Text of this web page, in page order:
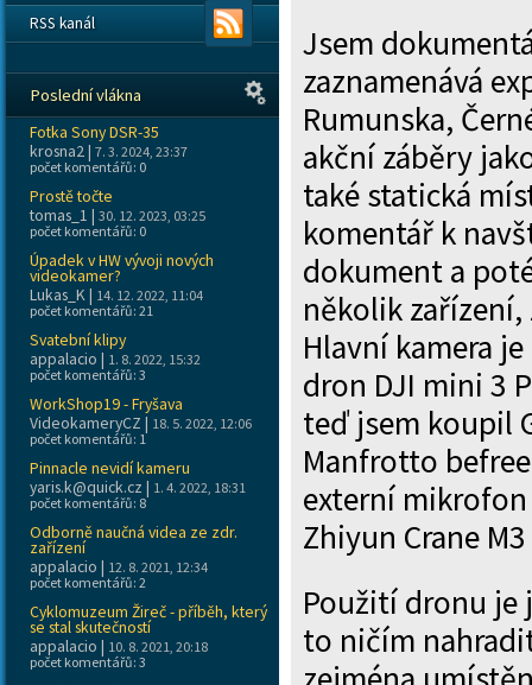
Jsem
zaznamenává
Rumunska,
akční záběry
také statická
komentář k
dokument a
několik zařízení,
Hlavní kamera
dron DJI mini 3
teď jsem koupil
Manfrotto
externí mikrofon
Zhiyun Crane
Použití dronu je
to ničím
RSS kanál
Poslední vlákna
Fotka Sony DSR-35
krosna2 | 7. 3. 2024, 23:37
počet komentářů: 0
Prostě točte
tomas_1 | 30. 12. 2023, 03:25
počet komentářů: 0
Úpadek v HW vývoji nových
videokamer?
Lukas_K | 14. 12. 2022, 11:04
počet komentářů: 21
Svatební klipy
appalacio | 1. 8. 2022, 15:32
počet komentářů: 3
WorkShop19 - Fryšava
VideokameryCZ | 18. 5. 2022, 12:06
počet komentářů: 1
Pinnacle nevidí kameru
yaris.k@quick.cz | 1. 4. 2022, 18:31
počet komentářů: 8
Odborně naučná videa ze zdr.
zařízení
appalacio | 12. 8. 2021, 12:34
počet komentářů: 2
Cyklomuzeum Žireč - příběh, který
se stal skutečností
appalacio | 10. 8. 2021, 20:18
počet komentářů: 3